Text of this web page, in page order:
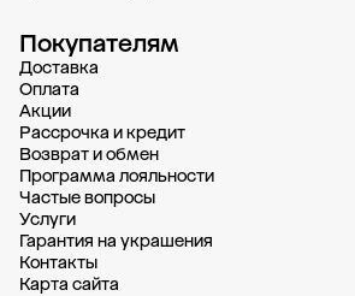
Покупателям
Доставка
Oплата
Акции
Рассрочка и кредит
Возврат и обмен
Программа лояльности
Частые вопросы
Услуги
Гарантия на украшения
Контакты
Карта сайта